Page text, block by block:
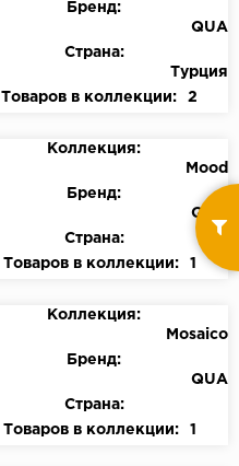
Бренд:
QUA
Страна:
Турция
Товаров в коллекции:
2
Коллекция:
Mood
Бренд:
QUA
Страна:
Товаров в коллекции:
1
Коллекция:
Mosaico
Бренд:
QUA
Страна:
Товаров в коллекции:
1